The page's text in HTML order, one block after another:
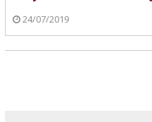
24/07/2019